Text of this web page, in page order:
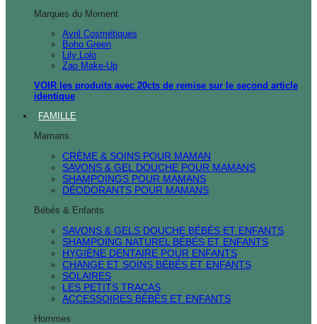
Marques du Moment
Avril Cosmétiques
Boho Green
Lily Lolo
Zao Make-Up
VOIR les produits avec 20cts de remise sur le second article
identique
FAMILLE
Mamans
CRÈME & SOINS POUR MAMAN
SAVONS & GEL DOUCHE POUR MAMANS
SHAMPOINGS POUR MAMANS
DÉODORANTS POUR MAMANS
Bébés & Enfants
SAVONS & GELS DOUCHE BÉBÉS ET ENFANTS
SHAMPOING NATUREL BÉBÉS ET ENFANTS
HYGIÈNE DENTAIRE POUR ENFANTS
CHANGE ET SOINS BÉBÉS ET ENFANTS
SOLAIRES
LES PETITS TRACAS
ACCESSOIRES BÉBÉS ET ENFANTS
Hommes